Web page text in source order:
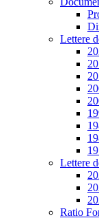
Lettere
Lettere
Ratio